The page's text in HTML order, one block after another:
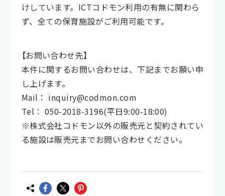
けしています。ICTコドモン利用の有無に関わら
ず、全ての保育施設がご利用可能です。
【お問い合わせ先】
本件に関するお問い合わせは、下記までお願い申
し上げます。
Mail： inquiry@codmon.com
Tel： 050-2018-3196(平日9:00-18:00)
※株式会社コドモン以外の販売元と契約されてい
る施設は販売元までお問い合わせください。